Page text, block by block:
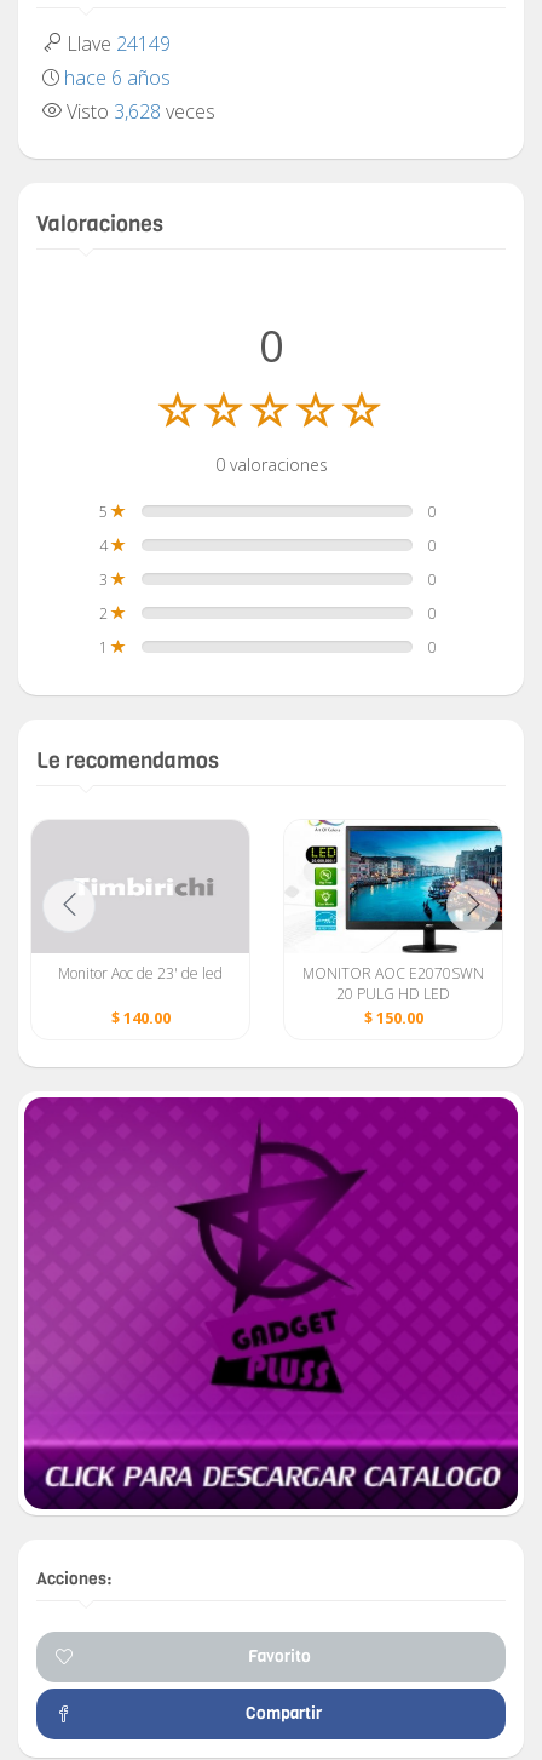
Llave 24149
hace 6 años
Visto 3,628 veces
Valoraciones
0
0 valoraciones
5
0
4
0
3
0
2
0
1
0
Le recomendamos
Monitor Aoc de 23' de led
$ 140.00
MONITOR AOC E2070SWN
20 PULG HD LED
BACKLIGHT 1600 X 900
$ 150.00
Acciones:
Favorito
Compartir